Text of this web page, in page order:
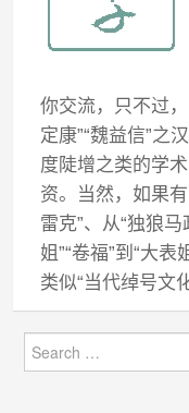
你交流，只不过
定康”“魏益信”之
度陡增之类的学
资。当然，如果
雷克”、从“独狼马
姐”“卷福”到“大
类似“当代绰号文
for: